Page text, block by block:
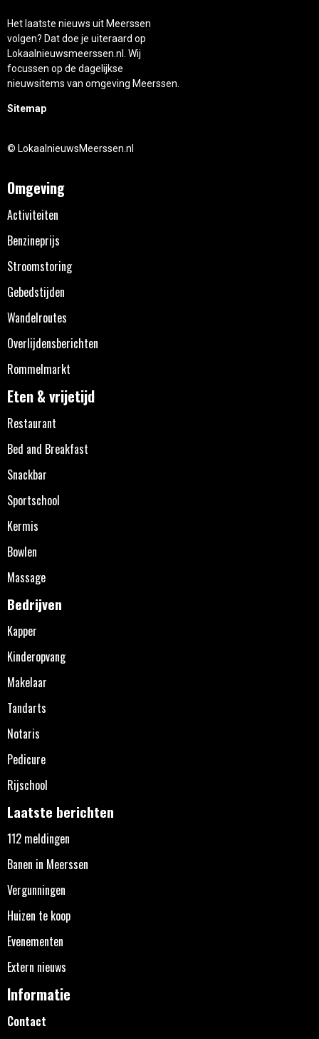
Het laatste nieuws uit Meerssen
volgen? Dat doe je uiteraard op
Lokaalnieuwsmeerssen.nl. Wij
focussen op de dagelijkse
nieuwsitems van omgeving Meerssen.
Sitemap
© LokaalnieuwsMeerssen.nl
Omgeving
Activiteiten
Benzineprijs
Stroomstoring
Gebedstijden
Wandelroutes
Overlijdensberichten
Rommelmarkt
Eten & vrijetijd
Restaurant
Bed and Breakfast
Snackbar
Sportschool
Kermis
Bowlen
Massage
Bedrijven
Kapper
Kinderopvang
Makelaar
Tandarts
Notaris
Pedicure
Rijschool
Laatste berichten
112 meldingen
Banen in Meerssen
Vergunningen
Huizen te koop
Evenementen
Extern nieuws
Informatie
Contact